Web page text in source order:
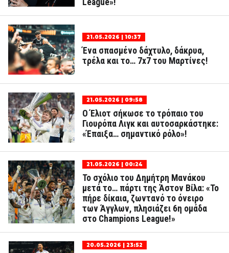
League»!
21.05.2026 | 10:37
Ένα σπασμένο δάχτυλο, δάκρυα,
τρέλα και το… 7x7 του Μαρτίνες!
21.05.2026 | 09:58
Ο Έλιοτ σήκωσε το τρόπαιο του
Γιουρόπα Λιγκ και αυτοσαρκάστηκε:
«Έπαιξα… σημαντικό ρόλο»!
21.05.2026 | 00:24
Το σχόλιο του Δημήτρη Μανάκου
μετά το… πάρτι της Άστον Βίλα: «Το
πήρε δίκαια, ζωντανό το όνειρο
των Άγγλων, πλησιάζει 6η ομάδα
στο Champions League!»
20.05.2026 | 23:52